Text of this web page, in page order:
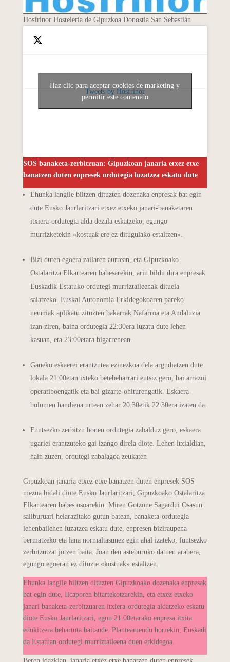
Hosfrinor Hostelería de Gipuzkoa Donostia San Sebastián
Tweets by Hosfrinor
Haz clic para aceptar cookies de marketing y
permitir este contenido
SOS banaketa-zerbitzuan: Gipuzkoan janaria etxez etxe
banatzen duten enpresek ordutegia luzatzea eskatu dute
Ehunka langile biltzen dituzten dozenaka enpresak bat egin
dute Eusko Jaurlaritzari etxez etxeko janari-banaketaren
itxiera-ordutegia alda dezala eskatzeko, egungo
murrizketekin «kostuak ere ez ditugulako estaltzen».
Bizi duten egoera zailaren aurrean, eta Gipuzkoako
Ostalaritza Elkartearen babesarekin, arin bildu dira enpresak
Euskadik Estatuko ordutegi murriztaileenak dituela
salatzeko. Euskal Autonomia Erkidegokoaren pareko
neurriak aplikatu zituzten bakarrak Nafarroa eta Andaluzia
izan ziren, baina ordutegia 22:30era luzatu dute lehen
kasuan, eta 23:00etara bigarrenean.
Gaueko eskaerei erantzutea ezinezkoa dela argudiatzen dute
lokala 21:00etan ixteko betebeharrari eutsiz gero, bai arrazoi
operatiboengatik eta bai gizarte-ohiturengatik. Eskaera-
bolumen handiena urtean zehar 20:30etik 22:30era izaten da.
Funtsezko zerbitzu honen ordutegia zabalduz gero, eskaera
ugariei erantzuteko gai izango direla diote. Lehen itxialdian,
hain zuzen, ordutegi zabalagoa zeukaten
Gipuzkoan janaria etxez etxe banatzen duten enpresek SOS
mezua bidali diote Eusko Jaurlaritzari, Gipuzkoako Ostalaritza
Elkartearen babes osoarekin. Miren Gotzone Sagardui Osasun
sailburuari helarazitako gutun batean, banaketa-ordutegia
lehenbailehen luzatzea eskatu dute, enpresen biziraupena
bermatzeko eta lana normaltasunez egin ahal izateko, funtsezko
zerbitzutzat jotzen baita. Joan den asteburuko datuen arabera,
egungo egoeran ez dituzte «kostuak» estaltzen.
Ehunka langile biltzen dituzten Gipuzkoako dozenaka enpresak
bat egin dute, Ilcaporen bitartekotzarekin, eta etxez etxeko
janari banaketa-zerbitzuaren itxiera-ordutegia aldatzeko eskatu
diote Eusko Jaurlaritzari, egun 21:00etarako enpresa itxita
edukitzera behartuta baitaude. Planteamendu horrekin, Euskadi
da Estatuan ordutegi murriztaileena duen erkidegoa.